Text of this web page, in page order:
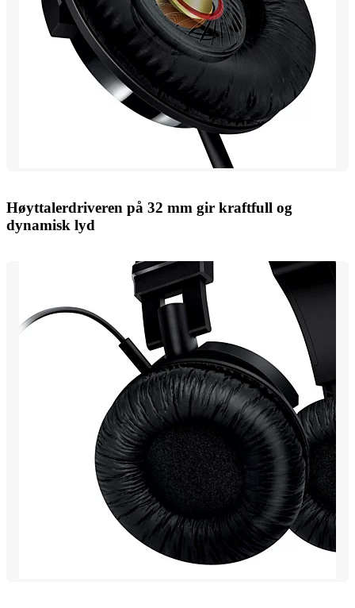
Høyttalerdriveren på 32 mm gir kraftfull og
dynamisk lyd